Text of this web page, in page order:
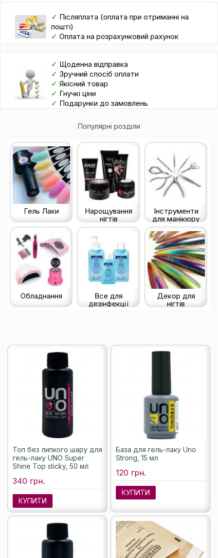
✓ Післяплата (оплата при отриманні на
пошті)
✓ Оплата на розрахунковий рахунок
✓ Щоденна відправка
✓ Зручний спосіб оплати
✓ Якісний товар
✓ Гнучкі ціни
✓ Подарунки до замовлень
Популярні розділи
Гель Лаки
Нарощування
нігтів
Інструменти
для манікюру
Обладнання
Все для
дезінфекції
Декор для
нігтів
Топ без липкого шару для
гель-лаку UNO Super
Shine Top sticky, 50 мл
340 грн.
КУПИТИ
База для гель-лаку Uno
Strong, 15 мл
120 грн.
КУПИТИ